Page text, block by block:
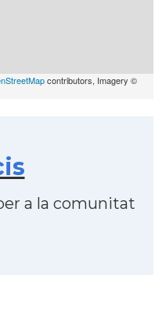
contributors, Imagery ©
a la comunitat